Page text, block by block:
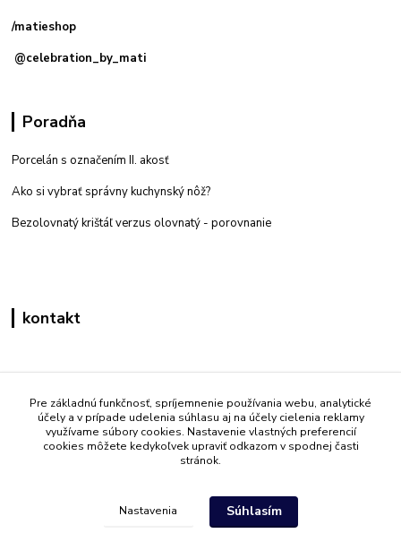
/matieshop
@celebration_by_mati
Poradňa
Porcelán s označením II. akosť
Ako si vybrať správny kuchynský nôž?
Bezolovnatý krištáľ verzus olovnatý - porovnanie
kontakt
+421 908 861 051
(Po - Pia 7:30-15:30)
info@mati.sk
Pre základnú funkčnosť, spríjemnenie používania webu, analytické
účely a v prípade udelenia súhlasu aj na účely cielenia reklamy
využívame súbory cookies. Nastavenie vlastných preferencií
cookies môžete kedykoľvek upraviť odkazom v spodnej časti
stránok.
Nastavenia Súhlasím